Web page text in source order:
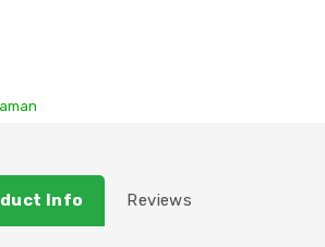
& Perkakas
Profil & Baja
Info Reviews